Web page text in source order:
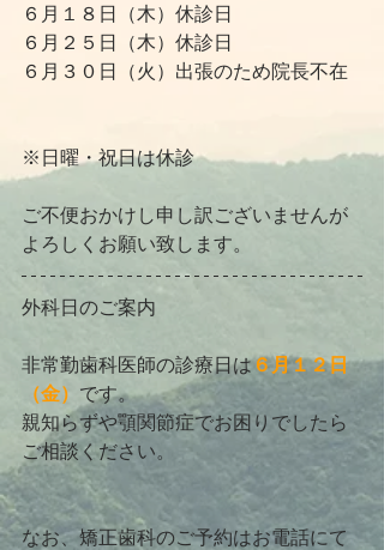
６月１８日（木）休診日
６月２５日（木）休診日
６月３０日（火）出張のため院長不在
※日曜・祝日は休診
ご不便おかけし申し訳ございませんが
よろしくお願い致します。
外科日のご案内
非常勤歯科医師の診療日は６月１２日
（金） です。
親知らずや顎関節症でお困りでしたら
ご相談ください。
なお、矯正歯科のご予約はお電話にて